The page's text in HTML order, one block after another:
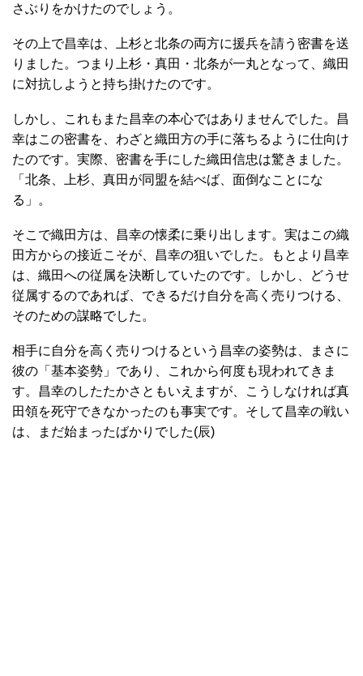
さぶりをかけたのでしょう。
その上で昌幸は、上杉と北条の両方に援兵を請う密書を送
りました。つまり上杉・真田・北条が一丸となって、織田
に対抗しようと持ち掛けたのです。
しかし、これもまた昌幸の本心ではありませんでした。昌
幸はこの密書を、わざと織田方の手に落ちるように仕向け
たのです。実際、密書を手にした織田信忠は驚きました。
「北条、上杉、真田が同盟を結べば、面倒なことにな
る」。
そこで織田方は、昌幸の懐柔に乗り出します。実はこの織
田方からの接近こそが、昌幸の狙いでした。もとより昌幸
は、織田への従属を決断していたのです。しかし、どうせ
従属するのであれば、できるだけ自分を高く売りつける、
そのための謀略でした。
相手に自分を高く売りつけるという昌幸の姿勢は、まさに
彼の「基本姿勢」であり、これから何度も現われてきま
す。昌幸のしたたかさともいえますが、こうしなければ真
田領を死守できなかったのも事実です。そして昌幸の戦い
は、まだ始まったばかりでした(辰)